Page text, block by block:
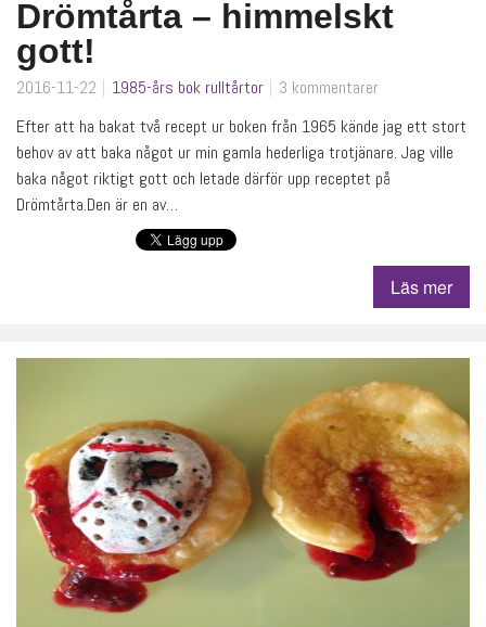
Drömtårta – himmelskt
gott!
2016-11-22 1985-års bok rulltårtor
3 kommentarer
Efter att ha bakat två recept ur boken från 1965 kände jag ett stort
behov av att baka något ur min gamla hederliga trotjänare. Jag ville
baka något riktigt gott och letade därför upp receptet på
Drömtårta.Den är en av…
Läs mer